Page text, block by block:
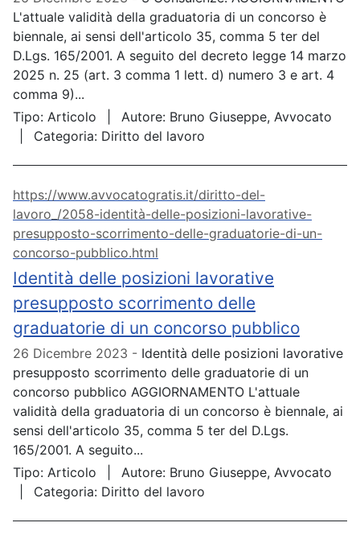
L'attuale validità della graduatoria di un concorso è
biennale, ai sensi dell'articolo 35, comma 5 ter del
D.Lgs. 165/2001. A seguito del decreto legge 14 marzo
2025 n. 25 (art. 3 comma 1 lett. d) numero 3 e art. 4
comma 9)...
Tipo: Articolo Autore: Bruno Giuseppe, Avvocato
Categoria: Diritto del lavoro
Identità delle posizioni lavorative
presupposto scorrimento delle
graduatorie di un concorso pubblico
https://www.avvocatogratis.it/diritto-del-
lavoro_/2058-identità-delle-posizioni-lavorative-
presupposto-scorrimento-delle-graduatorie-di-un-
concorso-pubblico.html
26 Dicembre 2023
Identità delle posizioni lavorative
presupposto scorrimento delle graduatorie di un
concorso pubblico AGGIORNAMENTO L'attuale
validità della graduatoria di un concorso è biennale, ai
sensi dell'articolo 35, comma 5 ter del D.Lgs.
165/2001. A seguito...
Tipo: Articolo Autore: Bruno Giuseppe, Avvocato
Categoria: Diritto del lavoro